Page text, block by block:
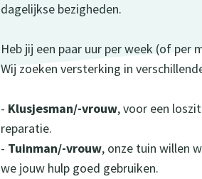
dagelijkse bezigheden.
Heb jij een paar uur per week (of per
Wij zoeken versterking in
- Klusjesman/-vrouw, voor een
reparatie.
- Tuinman/-vrouw, onze tuin willen
we jouw hulp goed gebruiken.